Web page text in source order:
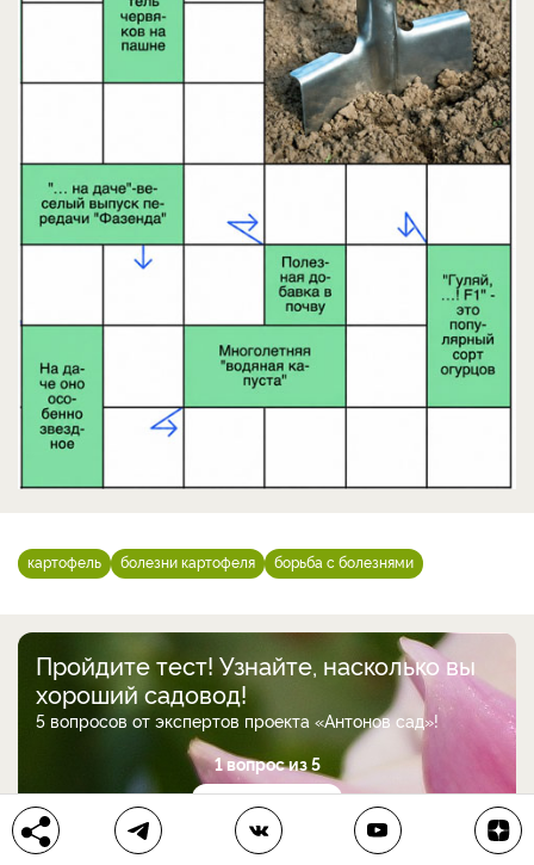
картофель болезни картофеля борьба с болезнями
Пройдите тест! Узнайте, насколько вы
хороший садовод!
5 вопросов от экспертов проекта «Антонов сад»!
1 вопрос из 5